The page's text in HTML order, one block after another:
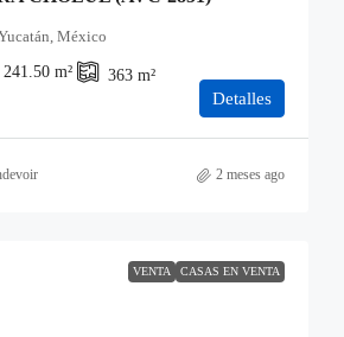
México
241.50 m² 363 m²
Detalles
2 meses ago
VENTA CASAS EN VENTA